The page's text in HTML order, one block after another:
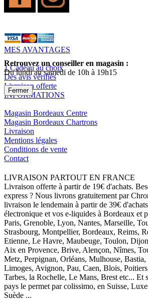
MES AVANTAGES
1 Cadeau au choix
Des avis vérifiés
Livraison offerte
INFORMATIONS
Magasin Bordeaux Centre
Magasin Bordeaux Chartrons
Livraison
Mentions légales
Conditions de vente
Contact
LIVRAISON PARTOUT EN FRANCE
Livraison offerte à partir de 19€ d'achats.
express ? Nous livrons gratuitement par
livraison le lendemain à partir de 39€
électronique et vos e-liquides à Bordeaux et
Paris, Grenoble, Lyon, Nantes, Marseille,
Strasbourg, Montpellier, Bordeaux, Reims,
Etienne, Le Havre, Maubeuge, Toulon,
Aix en Provence, Brive, Alençon, Nîmes,
Metz, Perpignan, Orléans, Mulhouse,
Limoges, Avignon, Pau, Caen, Blois,
Tarbes, la Rochelle, Le Mans, Brest etc... Et
pays le permet par colissimo, en Suisse,
Suède ...
Retrouvez un conseiller en magasin :
Du lundi au samedi de 10h à 19h15
Fermer